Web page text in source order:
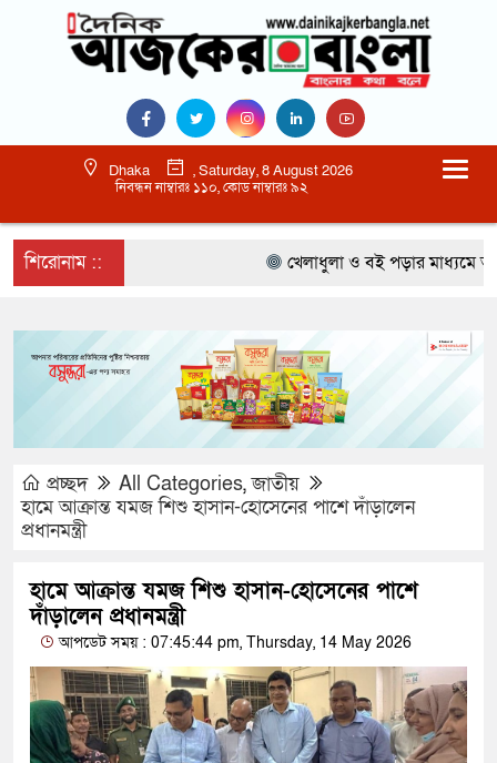
Dhaka
, Saturday, 8 August 2026
নিবন্ধন নাম্বারঃ ১১০, কোড নাম্বারঃ ৯২
শিরোনাম :: খেলাধুলা ও বই পড়ার মাধ্যমে
প্রচ্ছদ All Categories,জাতীয়
হামে আক্রান্ত যমজ শিশু হাসান-হোসেনের পাশে দাঁড়ালেন
প্রধানমন্ত্রী
হামে আক্রান্ত যমজ শিশু হাসান-হোসেনের পাশে
দাঁড়ালেন প্রধানমন্ত্রী
আপডেট সময় : 07:45:44 pm, Thursday, 14 May 2026